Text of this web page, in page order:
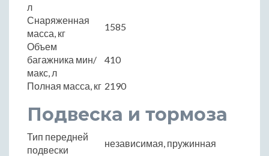
л
Снаряженная
масса, кг
1585
Объем
багажника мин/
макс, л
410
Полная масса, кг 2190
Подвеска и тормоза
Тип передней
подвески
независимая, пружинная